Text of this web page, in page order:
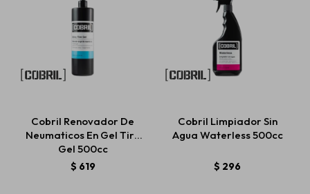
Cobril Renovador De
Neumaticos En Gel Tire
Gel 500cc
$ 619
Cobril Limpiador Sin
Agua Waterless 500cc
$ 296
Repuestos